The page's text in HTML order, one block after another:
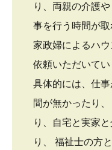
り、両親の介護
事を行う時間が
家政婦によるハ
依頼いただいてい
具体的には、仕
間が無かったり
り、自宅と実家
り、 福祉士の方